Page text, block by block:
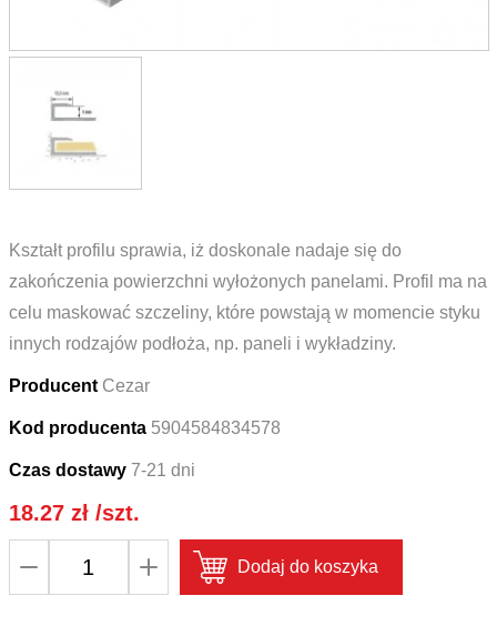
Kształt profilu sprawia, iż doskonale nadaje się do
zakończenia powierzchni wyłożonych panelami. Profil ma na
celu maskować szczeliny, które powstają w momencie styku
innych rodzajów podłoża, np. paneli i wykładziny.
Producent Cezar
Kod producenta 5904584834578
Czas dostawy 7-21 dni
18.27 zł/szt.
Dodaj do koszyka